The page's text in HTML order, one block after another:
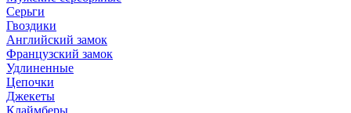
Серьги
Гвоздики
Английский замок
Французский замок
Удлиненные
Цепочки
Джекеты
Клаймберы